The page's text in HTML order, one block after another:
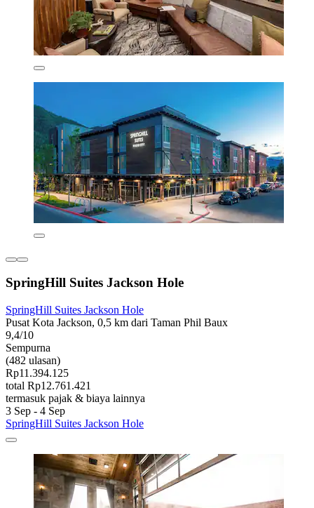
SpringHill Suites Jackson Hole
SpringHill Suites Jackson Hole
Pusat Kota Jackson, 0,5 km dari Taman Phil Baux
9,4/10
Sempurna
(482 ulasan)
Rp11.394.125
total Rp12.761.421
termasuk pajak & biaya lainnya
3 Sep - 4 Sep
SpringHill Suites Jackson Hole